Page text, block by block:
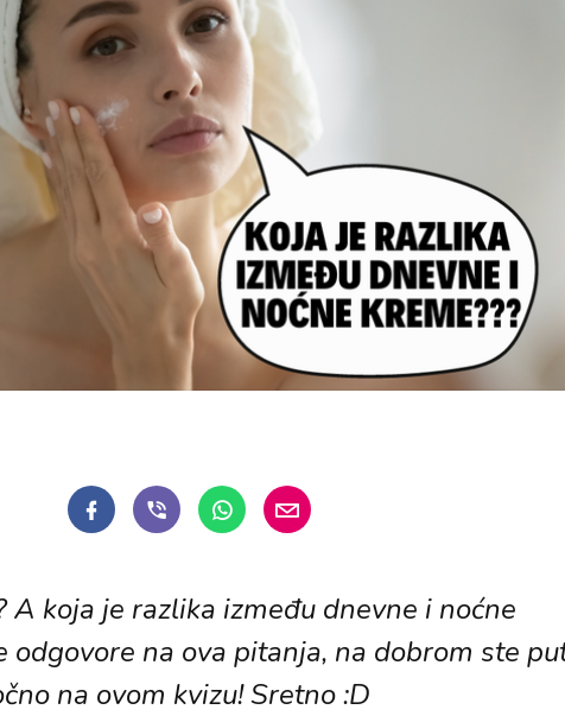
A koja je razlika između dnevne i noćne
odgovore na ova pitanja, na dobrom ste
na ovom kvizu! Sretno :D